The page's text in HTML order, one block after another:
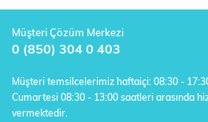
Müşteri Çözüm Merkezi
0 (850) 304 0 403
Müşteri temsilcelerimiz haftaiçi: 08:30 -
Cumartesi 08:30 - 13:00 saatleri arasında
vermektedir.